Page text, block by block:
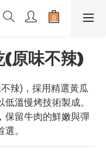
原味不辣)
辣)，採用精選黃瓜
溫慢烤技術製成。
保留牛肉的鮮嫩與彈
。